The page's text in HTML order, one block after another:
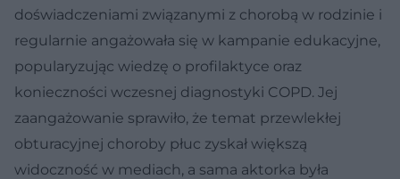
doświadczeniami związanymi z chorobą w rodzinie i
regularnie angażowała się w kampanie edukacyjne,
popularyzując wiedzę o profilaktyce oraz
konieczności wczesnej diagnostyki COPD. Jej
zaangażowanie sprawiło, że temat przewlekłej
obturacyjnej choroby płuc zyskał większą
widoczność w mediach, a sama aktorka była